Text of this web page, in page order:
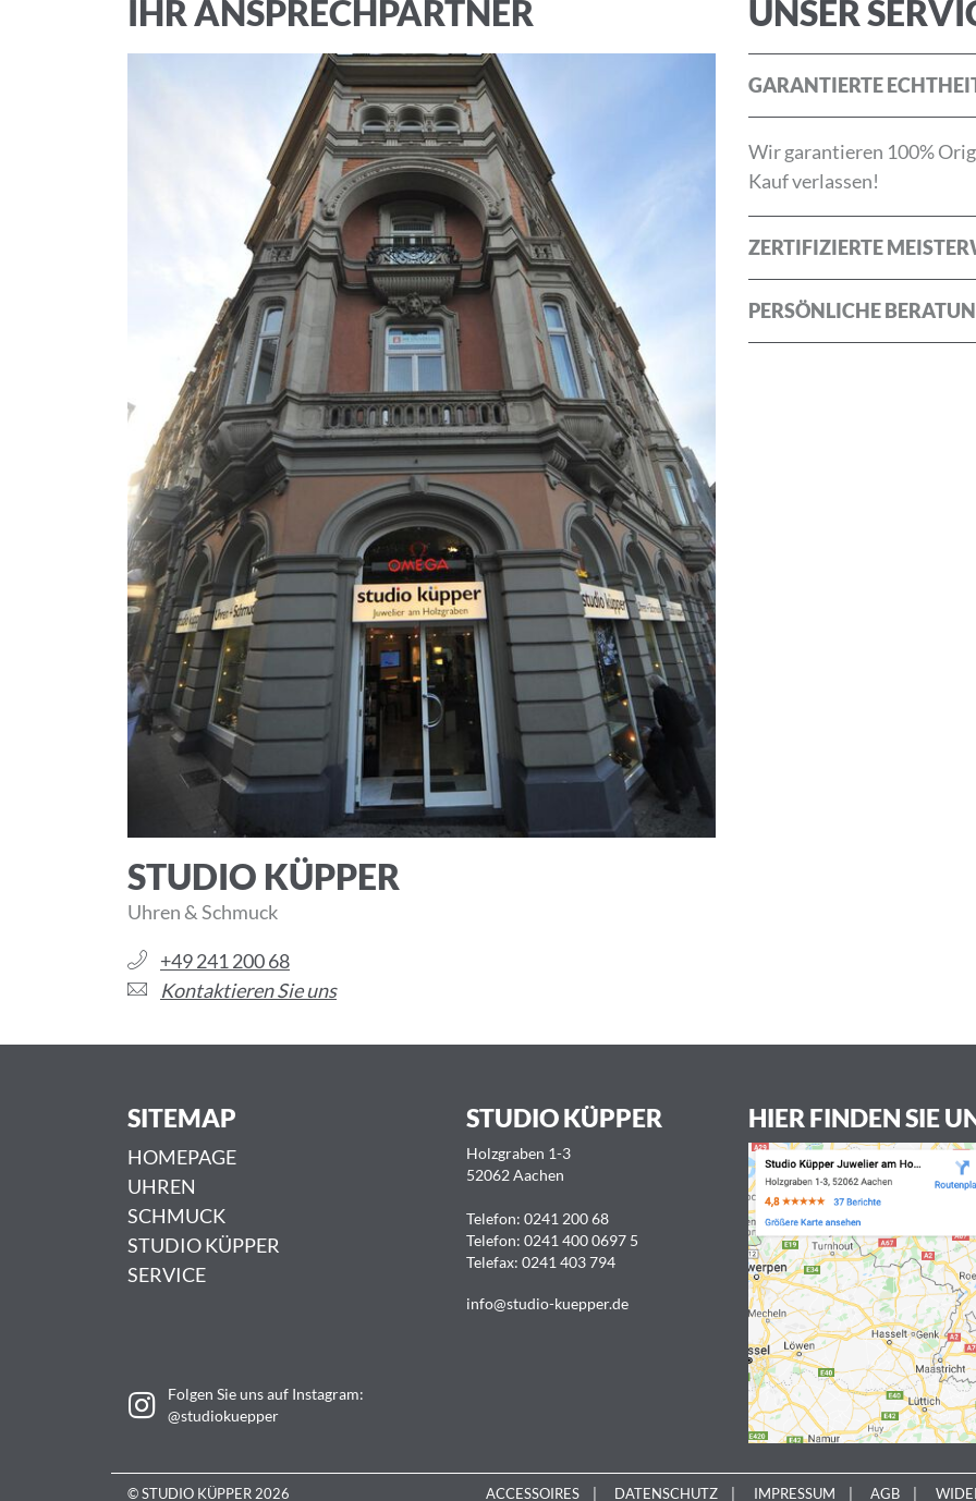
IHR ANSPRECHPARTNER
STUDIO KÜPPER
Uhren & Schmuck
+49 241 200 68
Kontaktieren Sie uns
UNSER
GARANTIERTE
Wir garantieren 100%
Kauf verlassen!
ZERTIFIZIERTE
PERSÖNLICHE
SITEMAP
HOMEPAGE
UHREN
SCHMUCK
STUDIO KÜPPER
SERVICE
STUDIO KÜPPER
Holzgraben 1-3
52062 Aachen
Telefon: 0241 200 68
Telefon: 0241 400 0697 5
Telefax: 0241 403 794
info@studio-kuepper.de
Folgen Sie uns auf Instagram:
@studiokuepper
HIER FINDEN SIE
© STUDIO KÜPPER 2026 ACCESSOIRES DATENSCHUTZ IMPRESSUM AGB